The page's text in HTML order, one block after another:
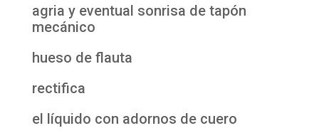
agria y eventual sonrisa de tapón
mecánico
hueso de flauta
rectifica
el líquido con adornos de cuero